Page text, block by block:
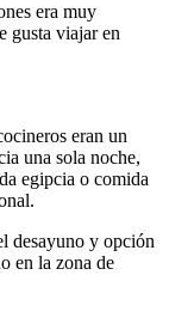
era muy
gusta viajar en
eran un
una sola noche,
egipcia o comida
desayuno y opción
en la zona de